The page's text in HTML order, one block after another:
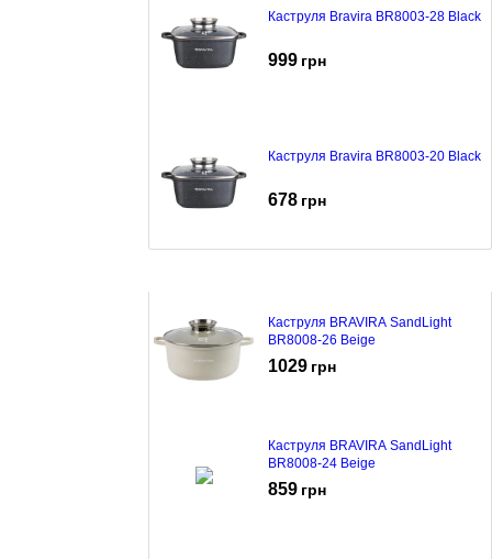
Каструля Bravira BR8003-28 Black
999 грн
Каструля Bravira BR8003-20 Black
678 грн
Каструля BRAVIRA SandLight
BR8008-26 Beige
1029 грн
Каструля BRAVIRA SandLight
BR8008-24 Beige
859 грн